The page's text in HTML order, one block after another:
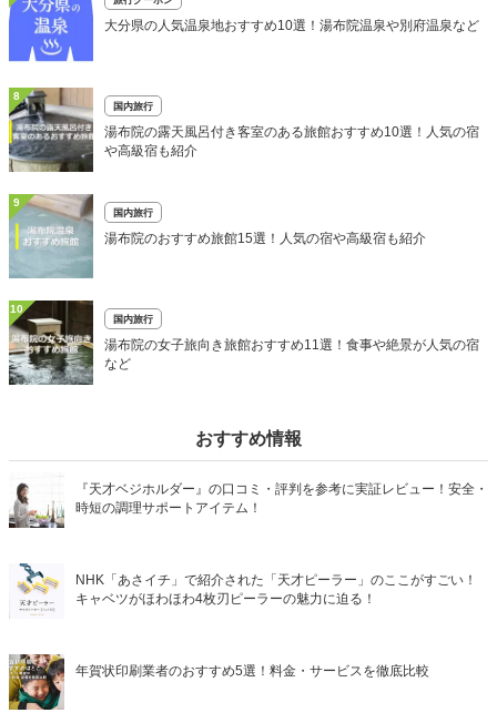
大分県の人気温泉地おすすめ10選！湯布院温泉や別府温泉など
8
国内旅行
湯布院の露天風呂付き客室のある旅館おすすめ10選！人気の宿
や高級宿も紹介
9
国内旅行
湯布院のおすすめ旅館15選！人気の宿や高級宿も紹介
10
国内旅行
湯布院の女子旅向き旅館おすすめ11選！食事や絶景が人気の宿
など
おすすめ情報
『天才ベジホルダー』の口コミ・評判を参考に実証レビュー！安全・
時短の調理サポートアイテム！
NHK「あさイチ」で紹介された「天才ピーラー」のここがすごい！
キャベツがほわほわ4枚刃ピーラーの魅力に迫る！
年賀状印刷業者のおすすめ5選！料金・サービスを徹底比較